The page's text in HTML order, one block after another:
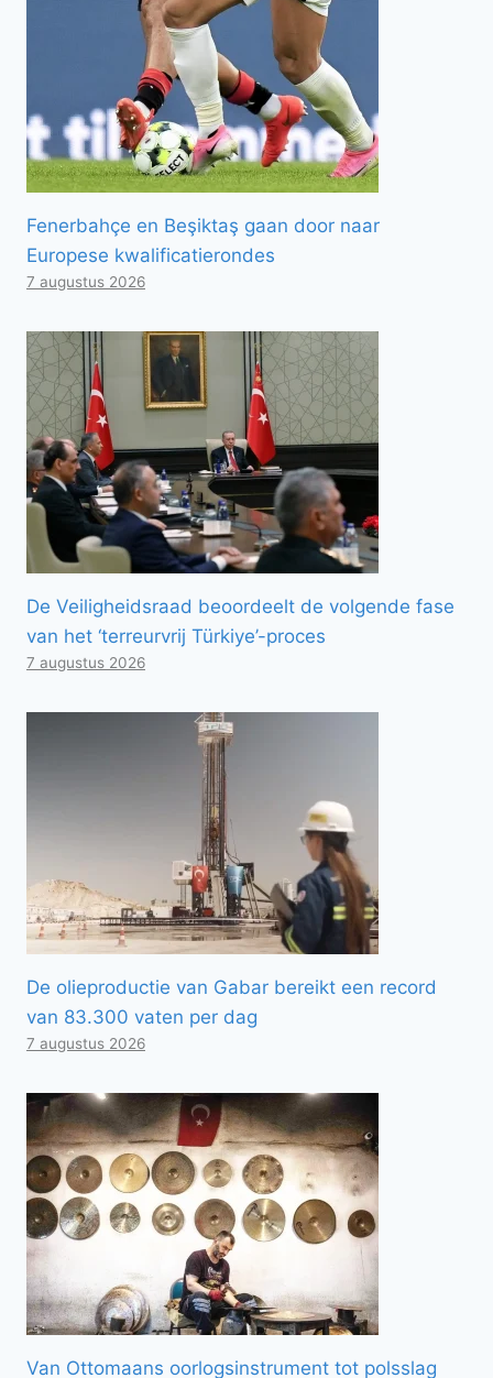
Fenerbahçe en Beşiktaş gaan door naar
Europese kwalificatierondes
7 augustus 2026
De Veiligheidsraad beoordeelt de volgende fase
van het ‘terreurvrij Türkiye’-proces
7 augustus 2026
De olieproductie van Gabar bereikt een record
van 83.300 vaten per dag
7 augustus 2026
Van Ottomaans oorlogsinstrument tot polsslag